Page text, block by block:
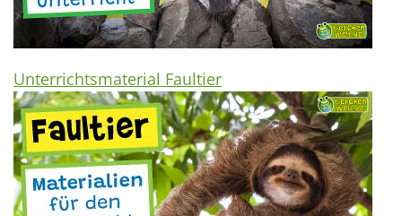
Unterrichtsmaterial Faultier